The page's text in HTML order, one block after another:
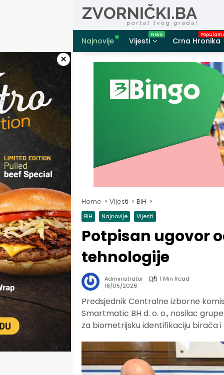
Najnovije
Vijesti Crna Hronika
×
Home Vijesti BiH
BiH Najnovije Vijesti
Potpisan ugovor
tehnologije
Administrator
1 Min Read
18/05/2026
Predsjednik Centralne izborne
Smartmatic BH d. o. o., nosilac
za biometrijsku identifikaciju birača